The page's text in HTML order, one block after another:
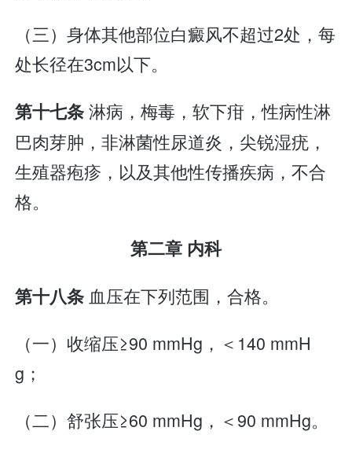
（三）身体其他部位白癜风不超过2处，每
处长径在3cm以下。
第十七条淋病，梅毒，软下疳，性病性淋
巴肉芽肿，非淋菌性尿道炎，尖锐湿疣，
生殖器疱疹，以及其他性传播疾病，不合
格。
第二章 内科
第十八条 血压在下列范围，合格。
（一）收缩压≥90 mmHg，＜140 mmH
g；
（二）舒张压≥60 mmHg，＜90 mmHg。